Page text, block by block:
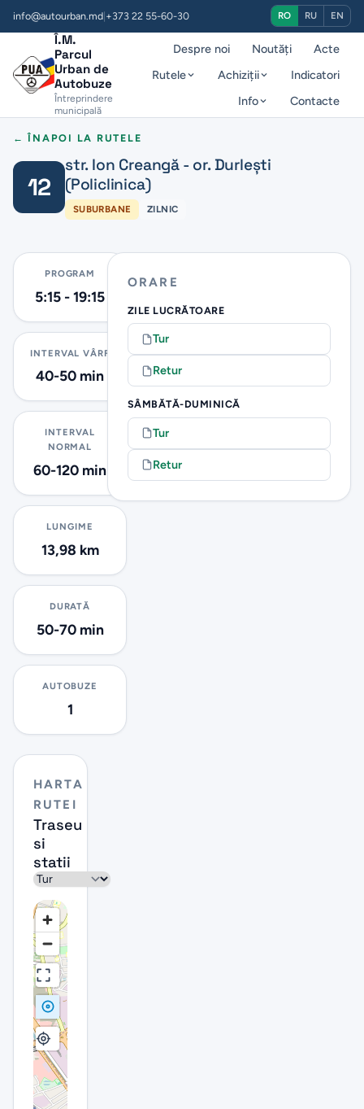
info@autourban.md +373 22 55-60-30 RO RU EN
Î.M.
Parcul
Urban de
Autobuze
Întreprindere
municipală
Despre noi Noutăți
Acte
Rutele
Achiziții
Indicatori
Info
Contacte
← ÎNAPOI LA RUTELE
12
str. Ion Creangă - or. Durlești
(Policlinica)
SUBURBANE ZILNIC
PROGRAM
5:15 - 19:15
INTERVAL VÂRF
40-50 min
INTERVAL
NORMAL
60-120 min
LUNGIME
13,98 km
DURATĂ
50-70 min
AUTOBUZE
1
HARTA
RUTEI
Traseu
si
statii
Sens
ORARE
ZILE LUCRĂTOARE
Tur
Retur
SÂMBĂTĂ-DUMINICĂ
Tur
Retur